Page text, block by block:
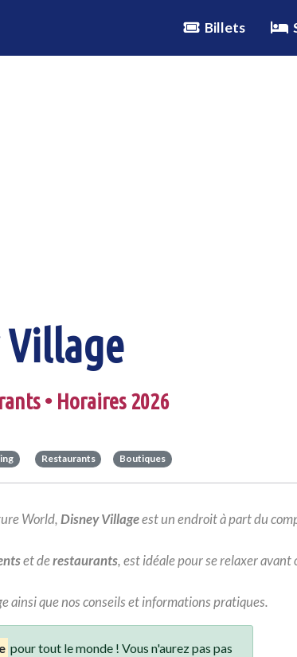
Billets
Village
• Horaires 2026
Restaurants Boutiques
World,Disney Villageest un endroit à part du
et derestaurants, est idéale pour se relaxer avant
ainsi que nos conseils et informations pratiques.
pour tout le monde ! Vous n'aurez pas pas